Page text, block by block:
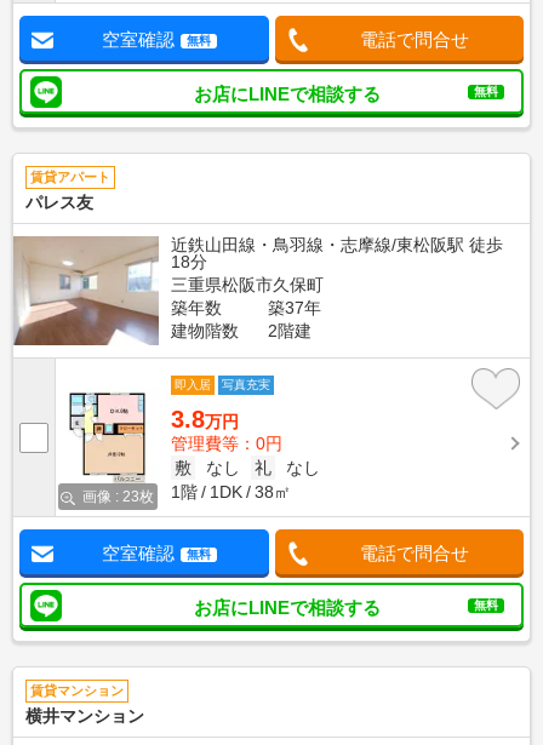
空室確認 無料 電話で問合せ
お店にLINEで相談する 無料
賃貸アパート
パレス友
近鉄山田線・鳥羽線・志摩線/東松阪駅 徒歩
18分
三重県松阪市久保町
築年数
築37年
建物階数
2階建
画像 : 23枚
即入居 写真充実
3.8万円
管理費等：0円
敷
なし 礼
なし
1階
1DK 38㎡
空室確認 無料 電話で問合せ
お店にLINEで相談する 無料
賃貸マンション
横井マンション